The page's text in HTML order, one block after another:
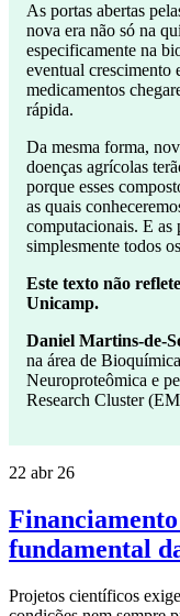
As portas abertas
nova era não só na
especificamente na
eventual crescimento
medicamentos
rápida.
Da mesma forma,
doenças agrícolas
porque esses
as quais
computacionais. E as
simplesmente todos
Este texto não
Unicamp.
Daniel Martins-de-
na área de
Neuroproteômica e
Research Cluster
22 abr 26
fundamental
Projetos científicos